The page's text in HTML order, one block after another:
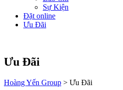
Sự Kiện
Đặt online
Ưu Đãi
Ưu Đãi
Hoàng Yến Group > Ưu Đãi